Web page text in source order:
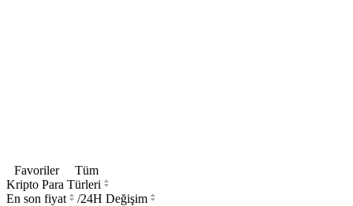
Favoriler
Tüm
Kripto Para Türleri
En son fiyat
/24H Değişim